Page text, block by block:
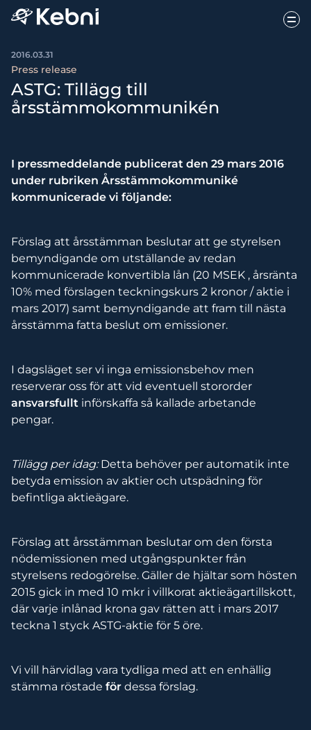
2016.03.31
Press release
ASTG: Tillägg till
årsstämmokommunikén
I pressmeddelande publicerat den 29 mars 2016
under rubriken Årsstämmokommuniké
kommunicerade vi följande:
Förslag att årsstämman beslutar att ge styrelsen
bemyndigande om utställande av redan
kommunicerade konvertibla lån (20 MSEK , årsränta
10% med förslagen teckningskurs 2 kronor / aktie i
mars 2017) samt bemyndigande att fram till nästa
årsstämma fatta beslut om emissioner.
I dagsläget ser vi inga emissionsbehov men
reserverar oss för att vid eventuell stororder
ansvarsfullt införskaffa så kallade arbetande
pengar.
Tillägg per idag:Detta behöver per automatik inte
betyda emission av aktier och utspädning för
befintliga aktieägare.
Förslag att årsstämman beslutar om den första
nödemissionen med utgångspunkter från
styrelsens redogörelse. Gäller de hjältar som hösten
2015 gick in med 10 mkr i villkorat aktieägartillskott,
där varje inlånad krona gav rätten att i mars 2017
teckna 1 styck ASTG-aktie för 5 öre.
Vi vill härvidlag vara tydliga med att en enhällig
stämma röstade för dessa förslag.